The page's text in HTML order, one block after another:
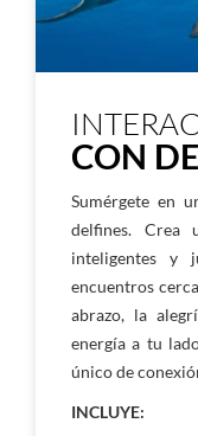
CON
Sumérgete en
delfines. Crea
inteligentes y
encuentros
abrazo, la
energía a tu
único de
INCLUYE: